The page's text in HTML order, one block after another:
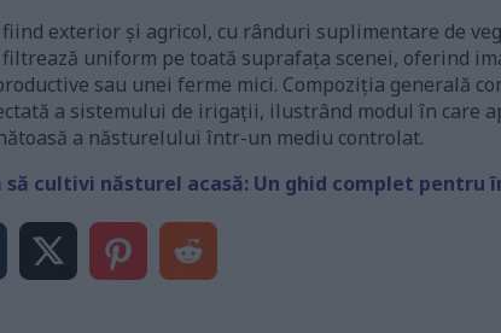
exterior și agricol, cu rânduri suplimentare de
uniform pe toată suprafața scenei, oferind
sau unei ferme mici. Compoziția generală
a sistemului de irigații, ilustrând modul în care
a năsturelului într-un mediu controlat.
să cultivi năsturel acasă: Un ghid complet pentru